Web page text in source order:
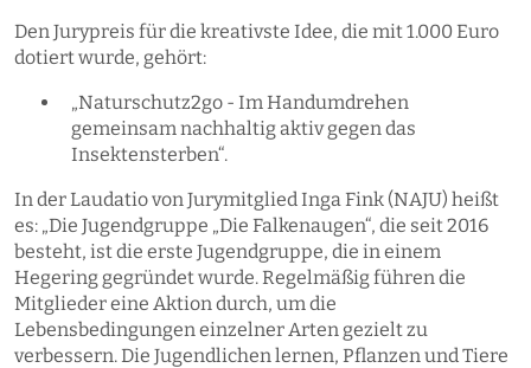
Den Jurypreis für die kreativste Idee, die mit 1.000 Euro
dotiert wurde, gehört:
„Naturschutz2go - Im Handumdrehen
gemeinsam nachhaltig aktiv gegen das
Insektensterben“.
In der Laudatio von Jurymitglied Inga Fink (NAJU) heißt
es: „Die Jugendgruppe „Die Falkenaugen“, die seit 2016
besteht, ist die erste Jugendgruppe, die in einem
Hegering gegründet wurde. Regelmäßig führen die
Mitglieder eine Aktion durch, um die
Lebensbedingungen einzelner Arten gezielt zu
verbessern. Die Jugendlichen lernen, Pflanzen und Tiere